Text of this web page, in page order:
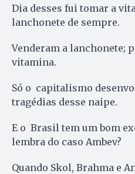
Dia desses fui tomar a
lanchonete de sempre.
Venderam a lanchonete;
vitamina.
Só o capitalismo
tragédias desse naipe.
E o Brasil tem um bom
lembra do caso Ambev?
Quando Skol, Brahma e